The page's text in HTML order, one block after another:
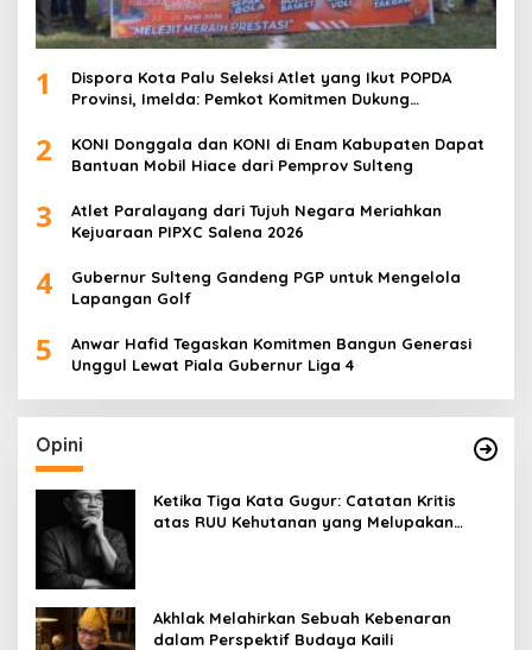
1
Dispora Kota Palu Seleksi Atlet yang Ikut POPDA
Provinsi, Imelda: Pemkot Komitmen Dukung
2
KONI Donggala dan KONI di Enam Kabupaten Dapat
Bantuan Mobil Hiace dari Pemprov Sulteng
3
Atlet Paralayang dari Tujuh Negara Meriahkan
Kejuaraan PIPXC Salena 2026
4
Gubernur Sulteng Gandeng PGP untuk Mengelola
Lapangan Golf
5
Anwar Hafid Tegaskan Komitmen Bangun Generasi
Unggul Lewat Piala Gubernur Liga 4
Opini
Ketika Tiga Kata Gugur: Catatan Kritis
atas RUU Kehutanan yang Melupakan
Akhlak Melahirkan Sebuah Kebenaran
dalam Perspektif Budaya Kaili